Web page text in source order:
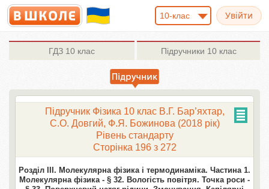
10-клас
ГДЗ 10 клас Підручники 10 клас
Підручник Фізика 10 клас В.Г. Бар’яхтар,
С.О. Довгий, Ф.Я. Божинова (2018 рік)
Рівень стандарту
Сторінка 196 з 272
Розділ III. Молекулярна фізика і термодинаміка. Частина 1.
Молекулярна фізика - § 32. Вологість повітря. Точка роси -